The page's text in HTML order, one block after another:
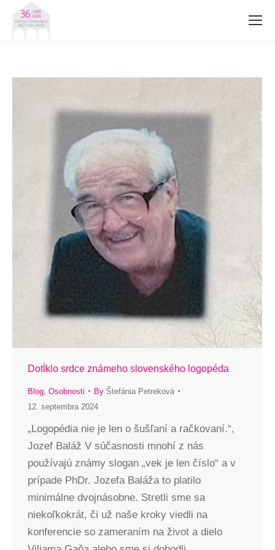
Dotĺklo srdce známeho slovenského logopéda
Blog Osobnosti By Štefánia Petreková
12. septembra 2024
„Logopédia nie je len o šušľaní a račkovaní.“,
Jozef Baláž V súčasnosti mnohí z nás
používajú známy slogan „vek je len číslo“ a v
prípade PhDr. Jozefa Baláža to platilo
minimálne dvojnásobne. Stretli sme sa
niekoľkokrát, či už naše kroky viedli na
konferencie so zameraním na život a dielo